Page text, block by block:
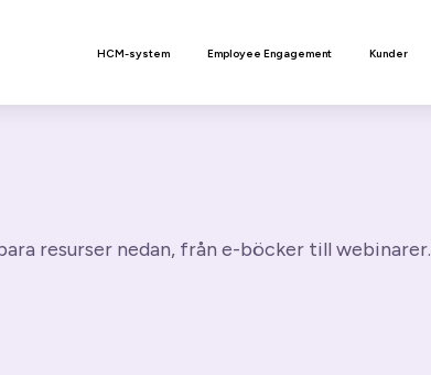
HCM-system Employee Engagement Kunder
resurser nedan, från e-böcker till webinarer.